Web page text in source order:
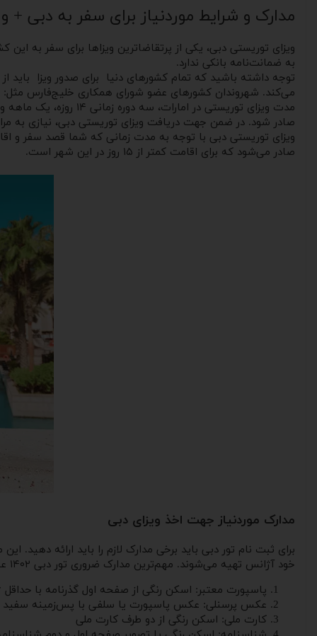
مدارک و شرایط موردنیاز برای سفر به دبی +
ویزای توریستی دبی، یکی از پرتقاضاترین ویزاها برای سفر به
به ضمانت‌نامه بانکی ندارد.
توجه داشته باشید که تمام کشورهای دنیا برای صدور ویزا باید از
می‌کند. شهروندان کشورهای عضو شورای همکاری خلیج‌فارس مثل: عربستان،
صادر شود. در ضمن جهت دریافت ویزای توریستی دبی، نیازی به
ویزای توریستی دبی با توجه به مدت ‌زمانی که شما قصد سفر و
صادر می‌شود که برای اقامت کمتر از ۱۵ روز در این شهر است.
مدارک موردنیاز جهت اخذ ویزای دبی
برای ثبت ‌نام تور دبی باید برخی مدارک لازم را باید ارائه
خود آژانس تهیه می‌شوند. مهم‌ترین مدارک ضروری تور دبی ۱۴۰۲ عبارتند از:
پاسپورت معتبر: اسکن رنگی از صفحه اول گذرنامه با حداقل ۶ ماه اعتبار از تاریخ سفر
عکس پرسنلی: عکس پاسپورت یا سلفی با پس‌زمینه سفید
کارت ملی: اسکن رنگی از دو طرف کارت ملی